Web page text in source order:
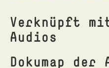
Verknüpft
Audios
Dokumap der